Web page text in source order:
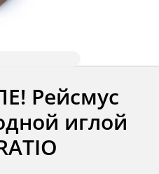
Рейсмус
иглой